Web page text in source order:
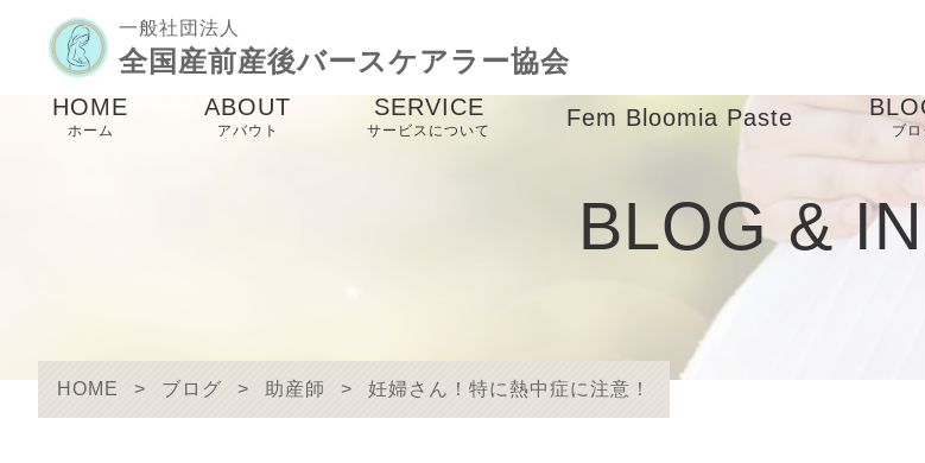
一般社団法人
全国産前産後バースケアラー協会
HOME
ホーム
ABOUT
アバウト
SERVICE
サービスについて
クター養成講座
child massage course
birthcare links
Fem Bloomia Paste
ブ
お知
ブロ
BLOG &
HOME > ブログ > 助産師 > 妊婦さん！特に熱中症に注意！